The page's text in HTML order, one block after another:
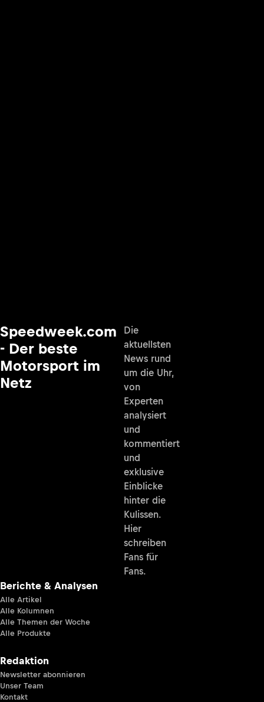
Speedweek.com
- Der beste
Motorsport im
Netz
Die
aktuellsten
News rund
um die Uhr,
von
Experten
analysiert
und
kommentiert
und
exklusive
Einblicke
hinter die
Kulissen.
Hier
schreiben
Fans für
Fans.
Berichte & Analysen
Alle Artikel
Alle Kolumnen
Alle Themen der Woche
Alle Produkte
Redaktion
Newsletter abonnieren
Unser Team
Kontakt